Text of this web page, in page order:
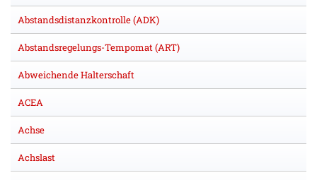
Abstandsdistanzkontrolle (ADK)
Abstandsregelungs-Tempomat (ART)
Abweichende Halterschaft
ACEA
Achse
Achslast